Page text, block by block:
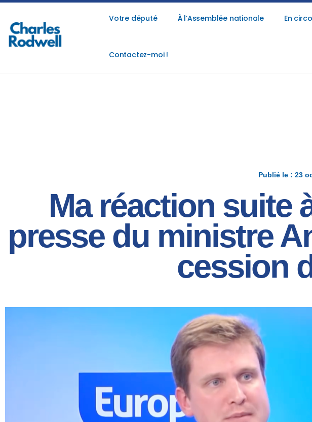
Votre député À l’Assemblée nationale En
Contactez-moi !
Publié le : 23
Ma réaction suite
presse du ministre
cession